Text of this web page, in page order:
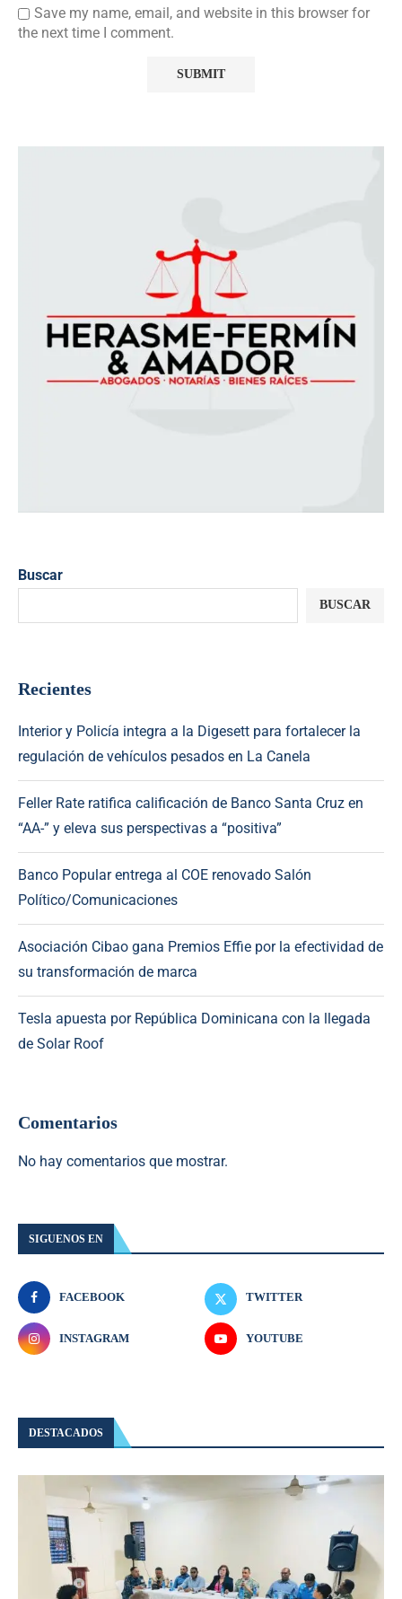
Save my name, email, and website in this browser for
the next time I comment.
Buscar
BUSCAR
Recientes
Interior y Policía integra a la Digesett para fortalecer la
regulación de vehículos pesados en La Canela
Feller Rate ratifica calificación de Banco Santa Cruz en
“AA-” y eleva sus perspectivas a “positiva”
Banco Popular entrega al COE renovado Salón
Político/Comunicaciones
Asociación Cibao gana Premios Effie por la efectividad de
su transformación de marca
Tesla apuesta por República Dominicana con la llegada
de Solar Roof
Comentarios
No hay comentarios que mostrar.
SIGUENOS EN
FACEBOOK TWITTER
INSTAGRAM YOUTUBE
DESTACADOS